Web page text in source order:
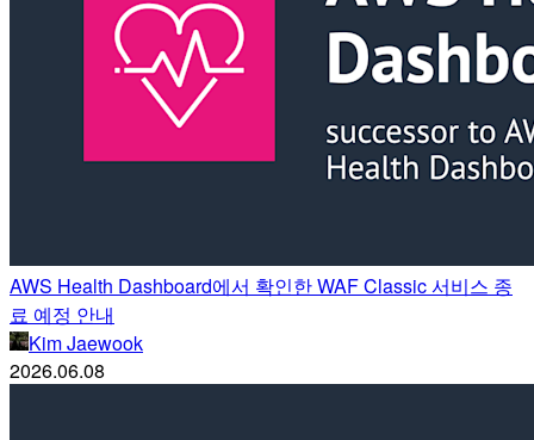
AWS Health Dashboard에서 확인한 WAF Classic 서비스 종
료 예정 안내
Kim Jaewook
2026.06.08